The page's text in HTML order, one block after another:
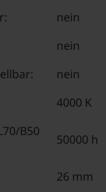
nein
nein
nein
4000 K
B50
50000 h
26 mm